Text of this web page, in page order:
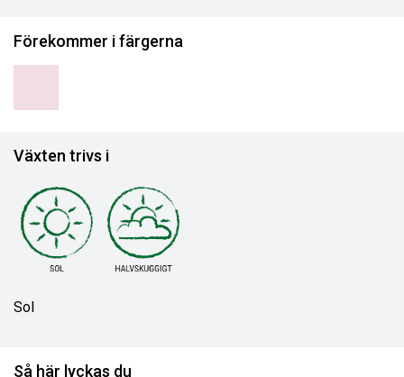
Förekommer i färgerna
Växten trivs i
Sol
Så här lyckas du